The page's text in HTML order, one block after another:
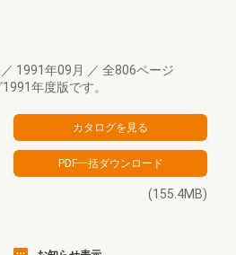
／ 1991年09月 ／ 全806ページ
年度版です。
(155.4MB)